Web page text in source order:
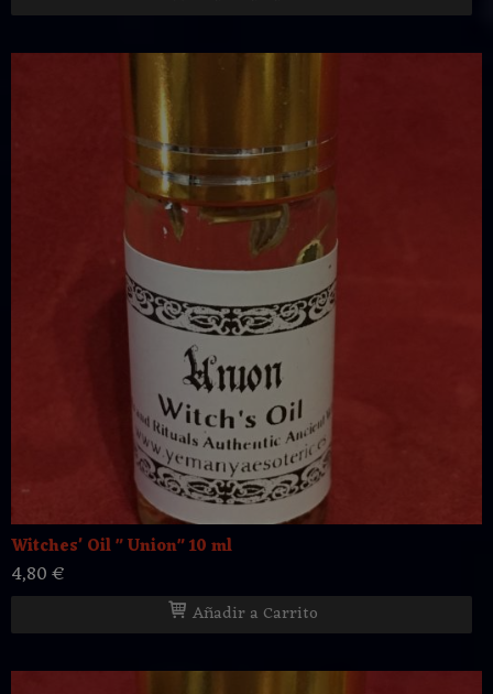
Witches' Oil " Union" 10 ml
4,80 €
Añadir a Carrito